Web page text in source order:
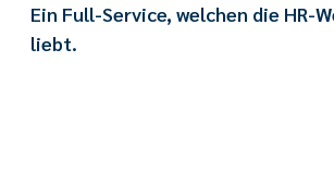
Ein Full-Service, welchen die HR-
liebt.